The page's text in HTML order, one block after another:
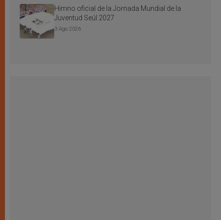
Himno oficial de la Jornada Mundial de la
Juventud Seúl 2027
3 Ago 2026